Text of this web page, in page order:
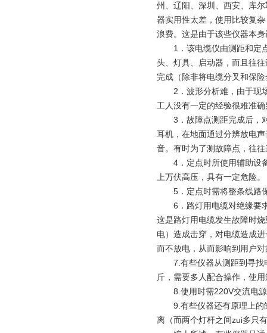
州、辽阳、深圳、西安、库
器实用性太差，使用比较复
浪费。这是由于该些仪器本
1．该电缆仪由测距和定点
头、灯具、启动器，而且往
完成（除非将电缆分叉和保
2．波形分析难，由于现场
工人没有一定的经验很难准
3．故障点测距完成后，对
耳机，在地面通过分辨放电
音。有时为了测故障点，往
4．定点时所使用辅助设备
上万伏高压，具有一定危险。
5．定点时需将整条线路保
6．路灯用电缆对绝缘要求
这是路灯用电缆发生故障时
电）造成击穿，对电缆造成
而不放电，从而影响到用户
7.有些仪器从测距到寻找
斤，需要多人配合操作，使
8.使用时需220V交流电源
9.有些仪器还有原理上的
离（而两个灯杆之间zui多只